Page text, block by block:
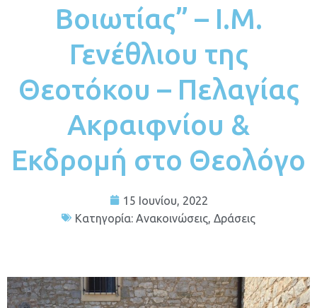
Βοιωτίας” – Ι.Μ.
Γενέθλιου της
Θεοτόκου – Πελαγίας
Ακραιφνίου &
Εκδρομή στο Θεολόγο
15 Ιουνίου, 2022
Κατηγορία: Ανακοινώσεις, Δράσεις